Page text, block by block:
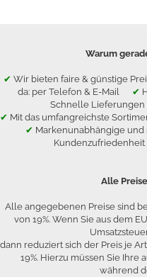
Warum
✔ Wir bieten faire & günstige
da: per Telefon & E-Mail ✔
Schnelle Lieferungen
✔ Mit das umfangreichste
✔ Markenunabhängige
Alle
Alle angegebenen Preise sind
von 19%. Wenn Sie aus dem
dann reduziert sich der Preis je
19%. Hierzu müssen Sie
während